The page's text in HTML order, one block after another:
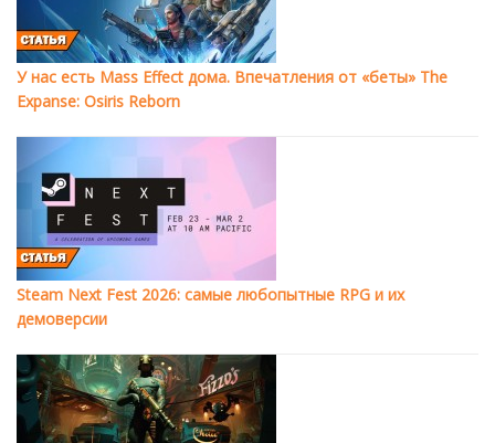
У нас есть Mass Effect дома. Впечатления от «беты» The
Expanse: Osiris Reborn
Steam Next Fest 2026: самые любопытные RPG и их
демоверсии